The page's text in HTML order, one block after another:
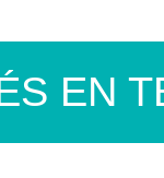
EN